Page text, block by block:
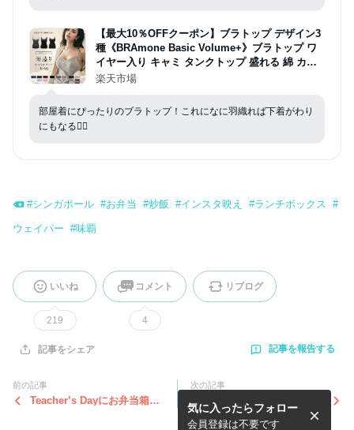
【最大10％OFFクーポン】ブラトップ デザイン3
種《BRAmone Basic Volume+》ブラトップ ワ
イヤー入り キャミ タンクトップ 盛れる 綿 カッ
プ付きインナー ブラキャミ 補正 下着 レディース
楽天市場
部屋着にぴったりのブラトップ！これになに羽織れば下着がわり
にもなる👍🏻
#シンガポール #お弁当 #炒飯 #インスタ映え #ランチボックス #
ウェイパー #味覇
いいね
219
コメント
4
リブログ
記事をシェア 記事を報告する
前の記事
Teacher’s Dayにお弁当箱買
次の記事
レーザーするなら今しかない
かなと。
気に入ったらフォロー
会員登録は不要です